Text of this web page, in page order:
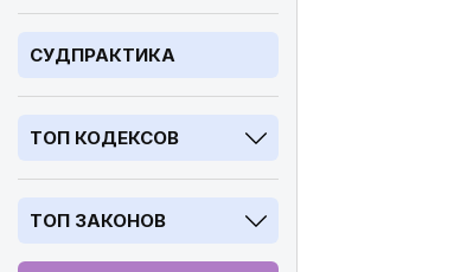
СУДПРАКТИКА
ТОП КОДЕКСОВ
ТОП ЗАКОНОВ